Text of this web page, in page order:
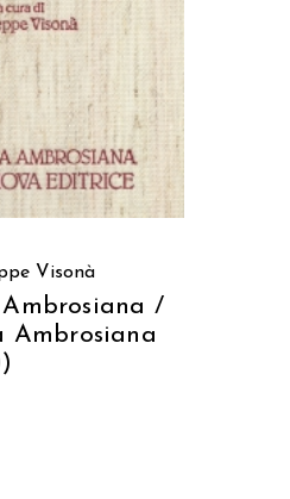
Visonà
/
Ambrosiana